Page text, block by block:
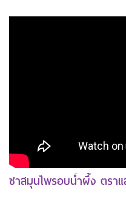
ชาสมุนไพรอบน้ำผึ้ง ตรา